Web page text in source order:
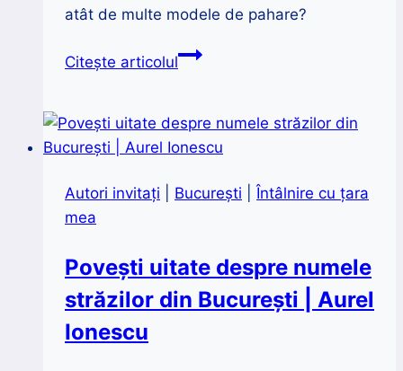
atât de multe modele de pahare?
Citește articolulPaharul
fiecare
băutură
Autori invitaţi București |Întâlnire cu țara
mea
Povești uitate despre numele
străzilor din București | Aurel
Ionescu